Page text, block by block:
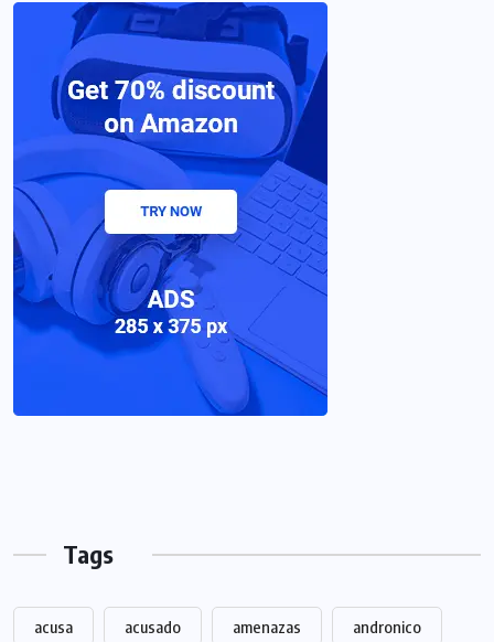
Tags
acusa acusado amenazas andronico